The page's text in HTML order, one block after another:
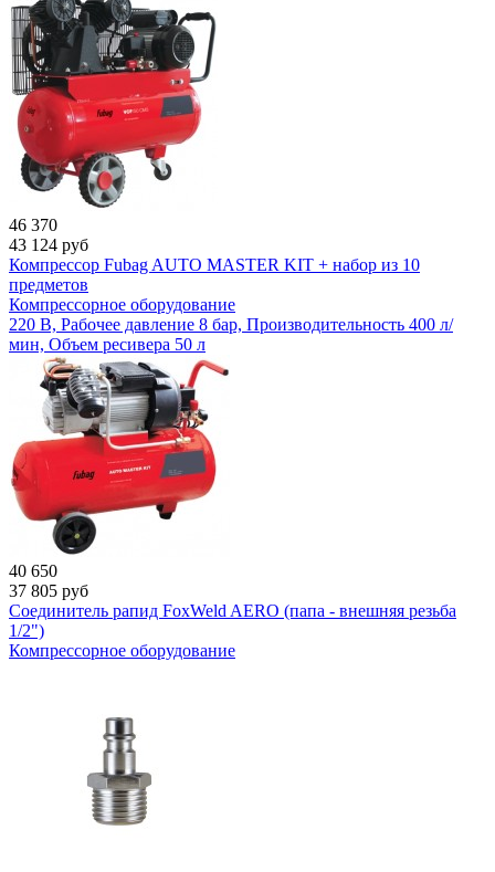
46 370
43 124 руб
Компрессор Fubag AUTO MASTER KIT + набор из 10
предметов
Компрессорное оборудование
220 В, Рабочее давление 8 бар, Производительность 400 л/
мин, Объем ресивера 50 л
40 650
37 805 руб
Соединитель рапид FoxWeld AERO (папа - внешняя резьба
1/2")
Компрессорное оборудование